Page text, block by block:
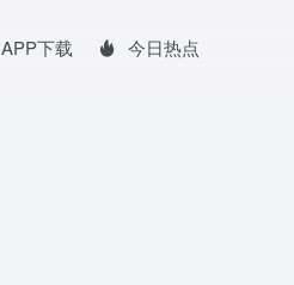
APP下载 今日热点